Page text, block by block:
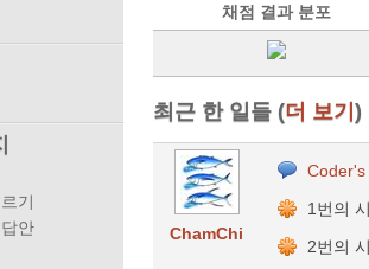
기
안
채점 결과 분포
최근 한 일들 (더 보기)
ChamChi
1번의
2번의